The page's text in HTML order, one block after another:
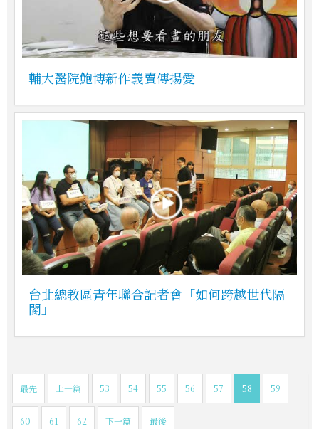
輔大醫院鮑博新作義賣傳揚愛
台北總教區青年聯合記者會「如何跨越世代隔
閡」
最先 上一篇 53 54 55 56 57 58 59
60 61 62 下一篇 最後